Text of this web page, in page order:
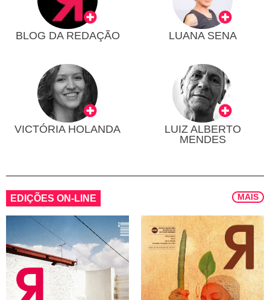
BLOG DA REDAÇÃO LUANA SENA
VICTÓRIA HOLANDA
LUIZ ALBERTO
MENDES
EDIÇÕES ON-LINE MAIS